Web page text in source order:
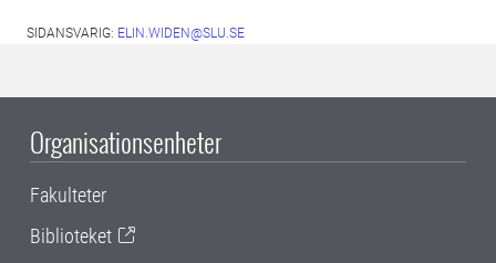
SIDANSVARIG: ELIN.WIDEN@SLU.SE
Organisationsenheter
Fakulteter
Biblioteket